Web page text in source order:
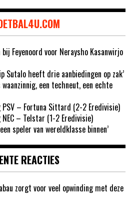
Feyenoord voor Neraysho Kasanwirjo
Sutalo heeft drie aanbiedingen op zak’
een techneut, een echte
PSV – Fortuna Sittard (2-2 Eredivisie)
NEC – Telstar (1-2 Eredivisie)
speler van wereldklasse binnen’
REACTIES
zorgt voor veel opwinding met deze